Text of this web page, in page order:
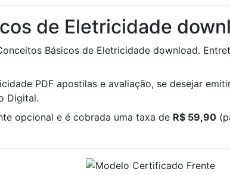
de Eletricidade
Básicos de Eletricidade download.
PDF apostilas e avaliação, se desejar
Digital.
opcional e é cobrada uma taxa de R$ 59,90